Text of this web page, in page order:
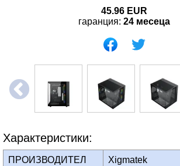
45.96 EUR
гаранция: 24 месеца
Характеристики:
ПРОИЗВОДИТЕЛ Xigmatek